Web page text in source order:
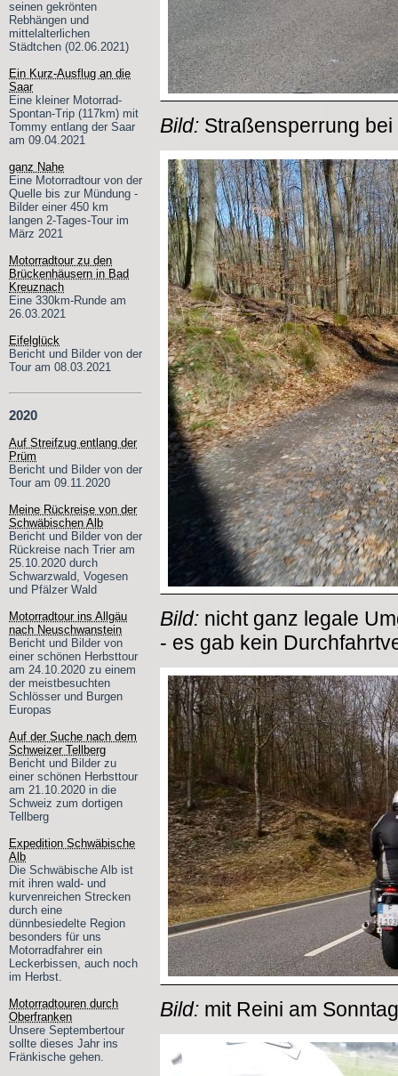
seinen gekrönten
Rebhängen und
mittelalterlichen
Städtchen (02.06.2021)
Ein Kurz-Ausflug an die
Saar
Eine kleiner Motorrad-
Spontan-Trip (117km) mit
Tommy entlang der Saar
am 09.04.2021
ganz Nahe
Eine Motorradtour von der
Quelle bis zur Mündung -
Bilder einer 450 km
langen 2-Tages-Tour im
März 2021
Motorradtour zu den
Brückenhäusern in Bad
Kreuznach
Eine 330km-Runde am
26.03.2021
Eifelglück
Bericht und Bilder von der
Tour am 08.03.2021
2020
Auf Streifzug entlang der
Prüm
Bericht und Bilder von der
Tour am 09.11.2020
Meine Rückreise von der
Schwäbischen Alb
Bericht und Bilder von der
Rückreise nach Trier am
25.10.2020 durch
Schwarzwald, Vogesen
und Pfälzer Wald
Motorradtour ins Allgäu
nach Neuschwanstein
Bericht und Bilder von
einer schönen Herbsttour
am 24.10.2020 zu einem
der meistbesuchten
Schlösser und Burgen
Europas
Auf der Suche nach dem
Schweizer Tellberg
Bericht und Bilder zu
einer schönen Herbsttour
am 21.10.2020 in die
Schweiz zum dortigen
Tellberg
Expedition Schwäbische
Alb
Die Schwäbische Alb ist
mit ihren wald- und
kurvenreichen Strecken
durch eine
dünnbesiedelte Region
besonders für uns
Motorradfahrer ein
Leckerbissen, auch noch
im Herbst.
Motorradtouren durch
Oberfranken
Unsere Septembertour
sollte dieses Jahr ins
Fränkische gehen.
Bild: Straßensperrung
Bild: nicht ganz legale
- es gab kein
Bild: mit Reini am